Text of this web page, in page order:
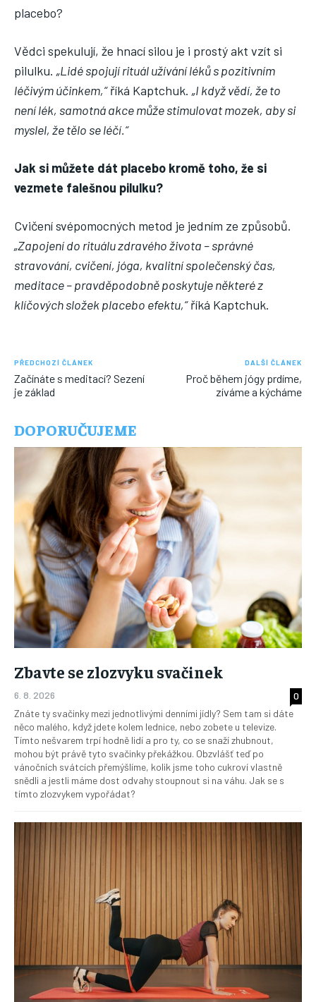
placebo?
Vědci spekulují, že hnací silou je i prostý akt vzít si
pilulku. „Lidé spojují rituál užívání léků s pozitivním
léčivým účinkem,“říká Kaptchuk. „I když vědí, že to
není lék, samotná akce může stimulovat mozek, aby si
myslel, že tělo se léčí.“
Jak si můžete dát placebo kromě toho, že si
vezmete falešnou pilulku?
Cvičení svépomocných metod je jedním ze způsobů.
„Zapojení do rituálu zdravého života – správné
stravování, cvičení, jóga, kvalitní společenský čas,
meditace – pravděpodobně poskytuje některé z
klíčových složek placebo efektu,“říká Kaptchuk.
PŘEDCHOZÍ ČLÁNEK
Začínáte s meditací? Sezení
je základ
DALŠÍ ČLÁNEK
Proč během jógy prdíme,
zíváme a kýcháme
DOPORUČUJEME
Zbavte se zlozvyku svačinek
6. 8. 2026
0
Znáte ty svačinky mezi jednotlivými denními jídly? Sem tam si dáte
něco malého, když jdete kolem lednice, nebo zobete u televize.
Tímto nešvarem trpí hodně lidí a pro ty, co se snaží zhubnout,
mohou být právě tyto svačinky překážkou. Obzvlášť teď po
vánočních svátcích přemýšlíme, kolik jsme toho cukroví vlastně
snědli a jestli máme dost odvahy stoupnout si na váhu. Jak se s
tímto zlozvykem vypořádat?